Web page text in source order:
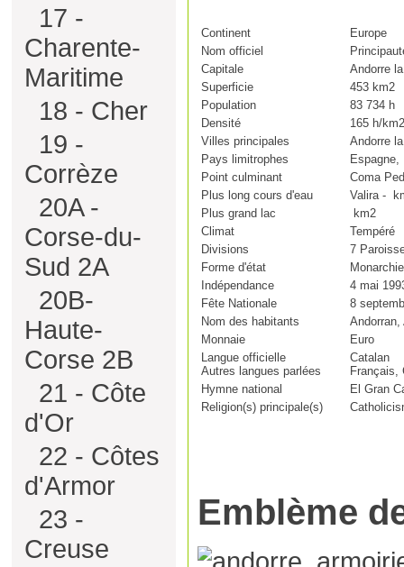
17 -
Charente-
Maritime
18 - Cher
19 -
Corrèze
20A -
Corse-du-
Sud 2A
20B-
Haute-
Corse 2B
21 - Côte
d'Or
22 - Côtes
d'Armor
23 -
Creuse
Continent
Europe
Nom officiel
Capitale
Andorre
Superficie
453 km2
Population
83 734 h
Densité
165 h/km2
Villes principales
Andorre
Pays limitrophes
Espagne,
Point culminant
Coma
Plus long cours d'eau
Valira -
Plus grand lac
km2
Climat
Tempéré
Divisions
7
Forme d'état
Monarchie
Indépendance
4 mai
Fête Nationale
8
Nom des habitants
Andorran,
Monnaie
Euro
Langue officielle
Autres langues parlées
Catalan
Français,
Hymne national
El Gran
Religion(s) principale(s)
Emblème